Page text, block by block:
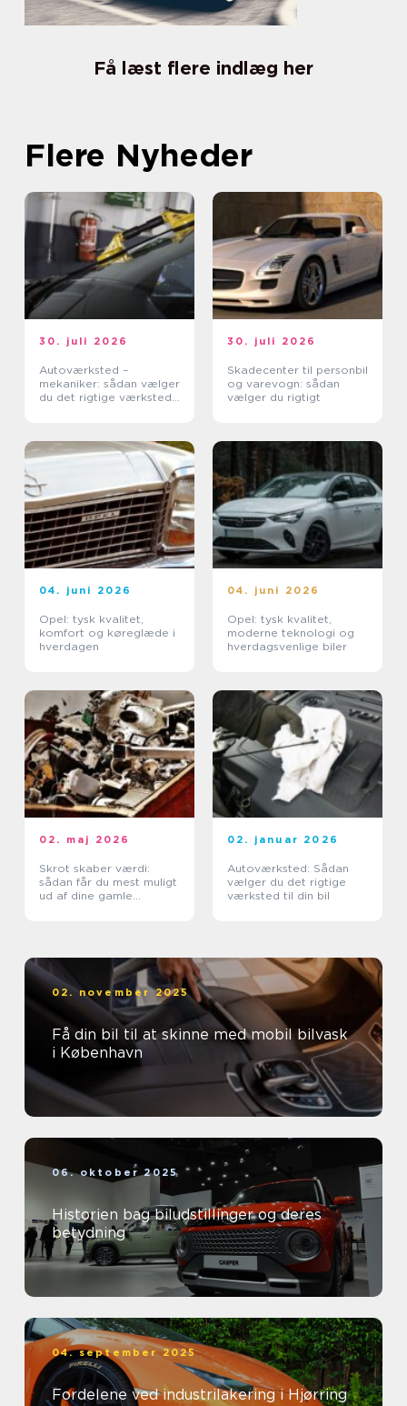
Få læst flere indlæg her
Flere Nyheder
30. juli 2026
Autoværksted –
mekaniker: sådan vælger
du det rigtige værksted
30. juli 2026
Skadecenter til personbil
og varevogn: sådan
vælger du rigtigt
04. juni 2026
Opel: tysk kvalitet,
komfort og køreglæde i
hverdagen
04. juni 2026
Opel: tysk kvalitet,
moderne teknologi og
hverdagsvenlige biler
02. maj 2026
Skrot skaber værdi:
sådan får du mest muligt
ud af dine gamle
02. januar 2026
Autoværksted: Sådan
vælger du det rigtige
værksted til din bil
02. november 2025
Få din bil til at skinne med mobil bilvask
i København
06. oktober 2025
Historien bag biludstillinger og deres
betydning
04. september 2025
Fordelene ved industrilakering i Hjørring